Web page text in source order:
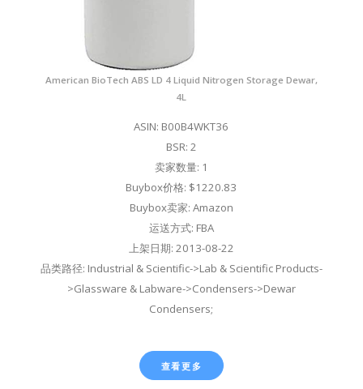
American BioTech ABS LD 4 Liquid Nitrogen Storage Dewar,
4L
ASIN: B00B4WKT36
BSR: 2
卖家数量: 1
Buybox价格: $1220.83
Buybox卖家: Amazon
运送方式: FBA
上架日期: 2013-08-22
品类路径: Industrial & Scientific->Lab & Scientific Products-
>Glassware & Labware->Condensers->Dewar
Condensers;
查看更多